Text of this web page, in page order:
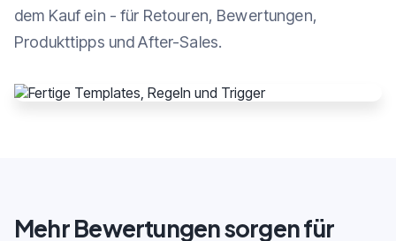
dem Kauf ein - für Retouren, Bewertungen,
Produkttipps und After-Sales.
Mehr Bewertungen sorgen für